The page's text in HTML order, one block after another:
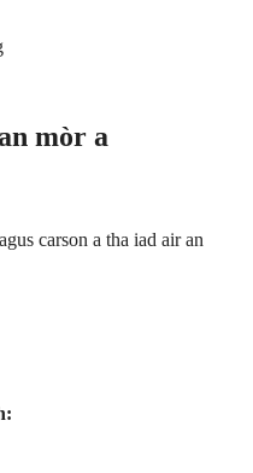
mòr a
carson a tha iad air an